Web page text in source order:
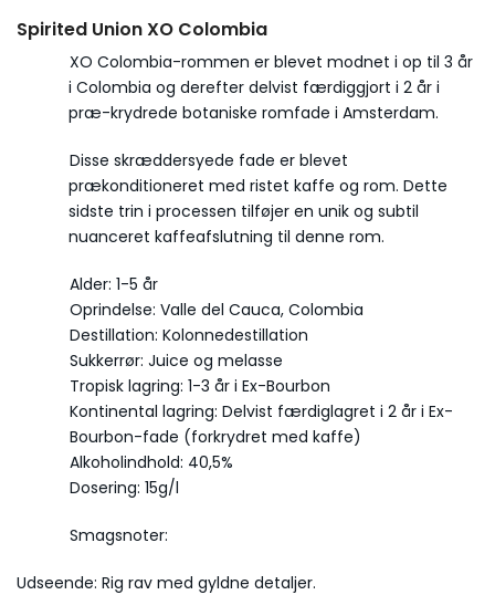
Spirited Union XO Colombia
XO Colombia-rommen er blevet modnet i op til 3 år
i Colombia og derefter delvist færdiggjort i 2 år i
præ-krydrede botaniske romfade i Amsterdam.
Disse skræddersyede fade er blevet
prækonditioneret med ristet kaffe og rom. Dette
sidste trin i processen tilføjer en unik og subtil
nuanceret kaffeafslutning til denne rom.
Alder: 1-5 år
Oprindelse: Valle del Cauca, Colombia
Destillation: Kolonnedestillation
Sukkerrør: Juice og melasse
Tropisk lagring: 1-3 år i Ex-Bourbon
Kontinental lagring: Delvist færdiglagret i 2 år i Ex-
Bourbon-fade (forkrydret med kaffe)
Alkoholindhold: 40,5%
Dosering: 15g/l
Smagsnoter:
Udseende: Rig rav med gyldne detaljer.